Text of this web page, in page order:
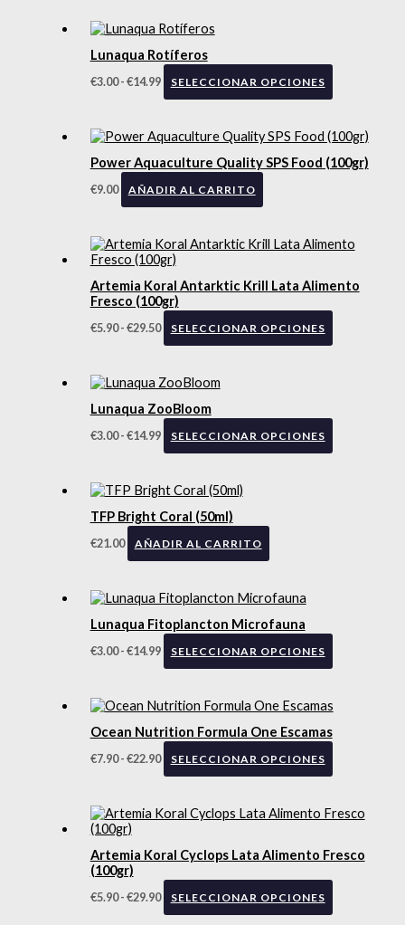
Lunaqua Rotíferos
€3.00 -€14.99 SELECCIONAR OPCIONES
Power Aquaculture Quality SPS Food (100gr)
€9.00 AÑADIR AL CARRITO
Artemia Koral Antarktic Krill Lata Alimento
Fresco (100gr)
€5.90 -€29.50 SELECCIONAR OPCIONES
Lunaqua ZooBloom
€3.00 -€14.99 SELECCIONAR OPCIONES
TFP Bright Coral (50ml)
€21.00 AÑADIR AL CARRITO
Lunaqua Fitoplancton Microfauna
€3.00 -€14.99 SELECCIONAR OPCIONES
Ocean Nutrition Formula One Escamas
€7.90 -€22.90 SELECCIONAR OPCIONES
Artemia Koral Cyclops Lata Alimento Fresco
(100gr)
€5.90 -€29.90 SELECCIONAR OPCIONES